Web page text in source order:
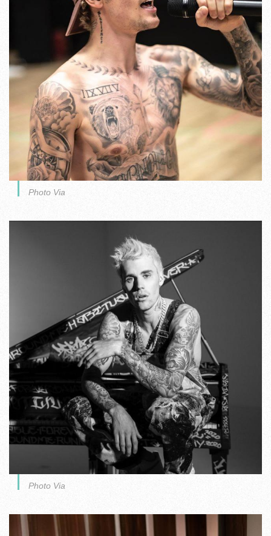
Photo Via
Photo Via